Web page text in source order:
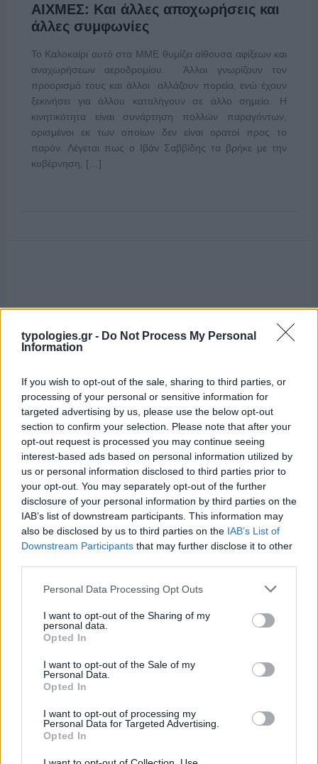
typologies.gr - Do Not Process My Personal
Information
If you wish to opt-out of the sale, sharing to third parties, or
processing of your personal or sensitive information for
targeted advertising by us, please use the below opt-out
section to confirm your selection. Please note that after your
opt-out request is processed you may continue seeing
interest-based ads based on personal information utilized by
us or personal information disclosed to third parties prior to
your opt-out. You may separately opt-out of the further
disclosure of your personal information by third parties on the
IAB’s list of downstream participants. This information may
also be disclosed by us to third parties on the IAB’s List of
Downstream Participants that may further disclose it to other
Please note that this website/app uses one or more Google
not limited to your visit or usage behaviour. You may click to
grant or deny consent to Google and its third-party tags to
use your data for below specified purposes in below Google
consent section.
Personal Data Processing Opt Outs
I want to opt-out of the Sharing of my
personal data.
Opted In
I want to opt-out of the Sale of my
Personal Data.
Opted In
I want to opt-out of processing my
Personal Data for Targeted Advertising.
Opted In
ΑΙΧΜΕΣ: Και άλλες αποχωρήσεις και
άλλες συμφωνίες
Το Καλοκαίρι αυτό στα ΜΜΕ θυμίζει αίθουσα αφίξεων και
αναχωρήσεων αεροδρομίου. Άλλοι γνωρίζουν τον
προορισμό τους και άλλοι αλλάζουν πορεία, ενώ έχουν
ξεκινήσει για άλλου καταλήγουν σε άλλο σημείο. Η
κινητικότητα είναι συνάρτηση πολλών παραγόντων,
ορισμένοι εκ των οποίων δεν είναι ορατοί προς το
παρόν. Λέγεται πως ο Ιβάν Σαββίδης τα βρήκε με την
κυβέρνηση, […]